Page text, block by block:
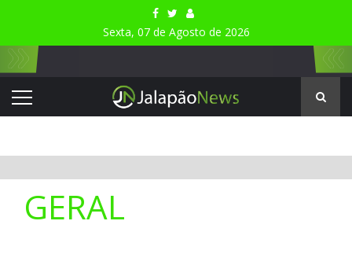
Sexta, 07 de Agosto de 2026
GERAL